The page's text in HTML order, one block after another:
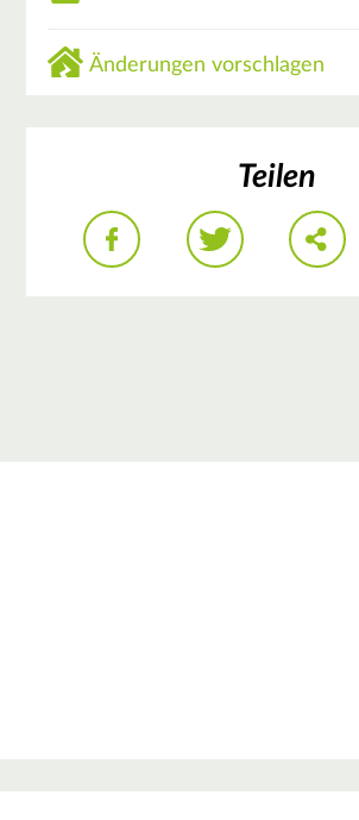
Änderungen vorschlagen
Teilen